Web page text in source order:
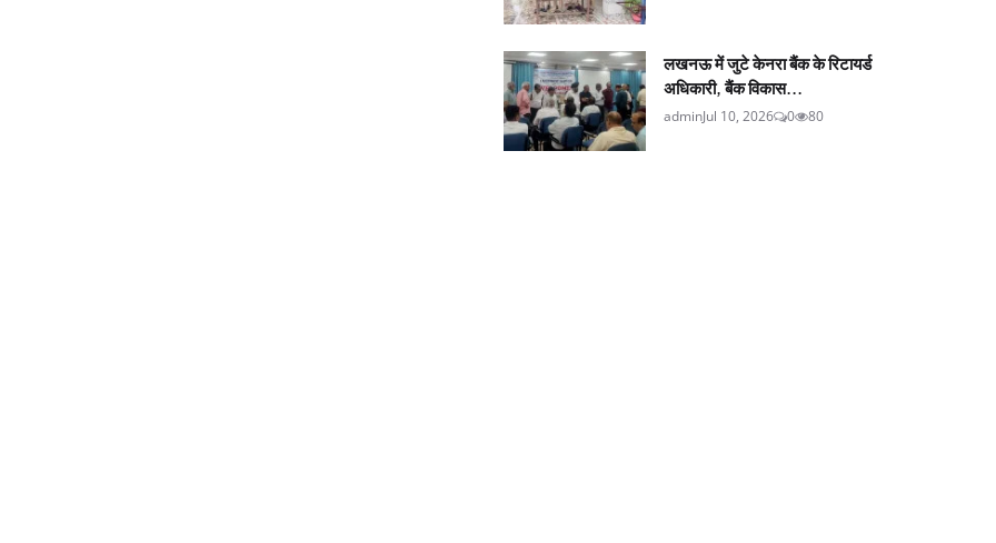
लखनऊ में जुटे केनरा बैंक के रिटायर्ड
अधिकारी, बैंक विकास...
adminJul 10, 2026 0 80